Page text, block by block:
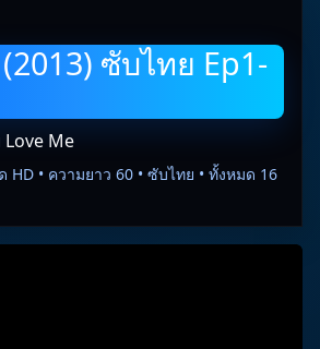
ซับไทย Ep1-
Love Me
HD • ความยาว 60 • ซับไทย • ทั้งหมด 16